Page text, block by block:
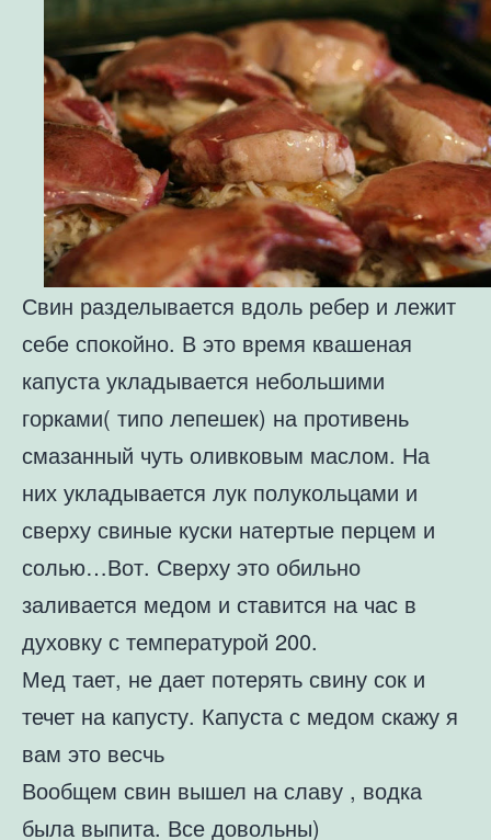
Свин разделывается вдоль ребер и лежит
себе спокойно. В это время квашеная
капуста укладывается небольшими
горками( типо лепешек) на противень
смазанный чуть оливковым маслом. На
них укладывается лук полукольцами и
сверху свиные куски натертые перцем и
солью…Вот. Сверху это обильно
заливается медом и ставится на час в
духовку с температурой 200.
Мед тает, не дает потерять свину сок и
течет на капусту. Капуста с медом скажу я
вам это весчь
Вообщем свин вышел на славу , водка
была выпита. Все довольны)